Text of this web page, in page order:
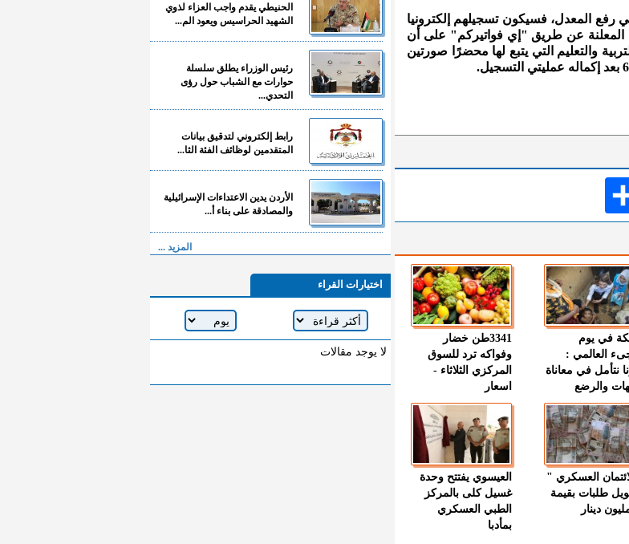
رفع المعدل، فسيكون تسجيلهم إلكترونيا
عن طريق "إي فواتيركم" على أن
والتعليم التي يتبع لها محضرًا صورتين
في يوم
العالمي :
نتأمل في معاناة
والرضع
3341طن خضار
وفواكه ترد للسوق
المركزي الثلاثاء -
اسعار
العسكري "
طلبات بقيمة
العيسوي يفتتح وحدة
غسيل كلى بالمركز
الطبي العسكري
بمأدبا
الحنيطي يقدم واجب العزاء لذوي
الشهيد الحراسيس ويعود الم...
رئيس الوزراء يطلق سلسلة
حوارات مع الشباب حول رؤى
التحدي...
رابط إلكتروني لتدقيق بيانات
المتقدمين لوظائف الفئة الثا...
الأردن يدين الاعتداءات الإسرائيلية
والمصادقة على بناء أ...
المزيد ...
اختيارات القراء
لا يوجد مقالات